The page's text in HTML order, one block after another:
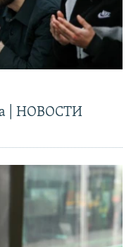
| НОВОСТИ